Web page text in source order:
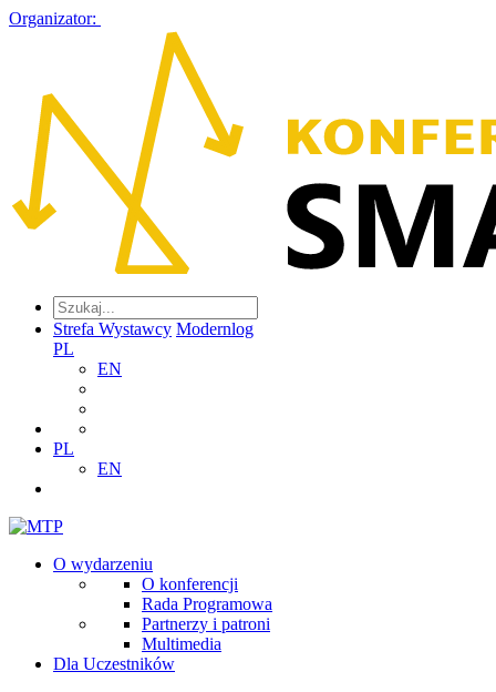
Organizator:
Strefa Wystawcy Modernlog
PL
EN
PL
EN
O wydarzeniu
O konferencji
Rada Programowa
Partnerzy i patroni
Multimedia
Dla Uczestników